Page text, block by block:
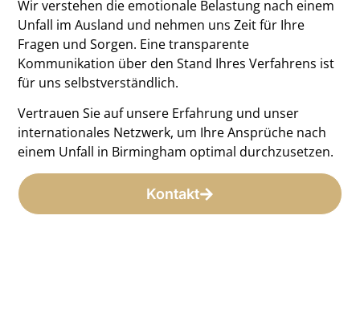
Wir verstehen die emotionale Belastung nach einem
Unfall im Ausland und nehmen uns Zeit für Ihre
Fragen und Sorgen. Eine transparente
Kommunikation über den Stand Ihres Verfahrens ist
für uns selbstverständlich.
Vertrauen Sie auf unsere Erfahrung und unser
internationales Netzwerk, um Ihre Ansprüche nach
einem Unfall in Birmingham optimal durchzusetzen.
Kontakt